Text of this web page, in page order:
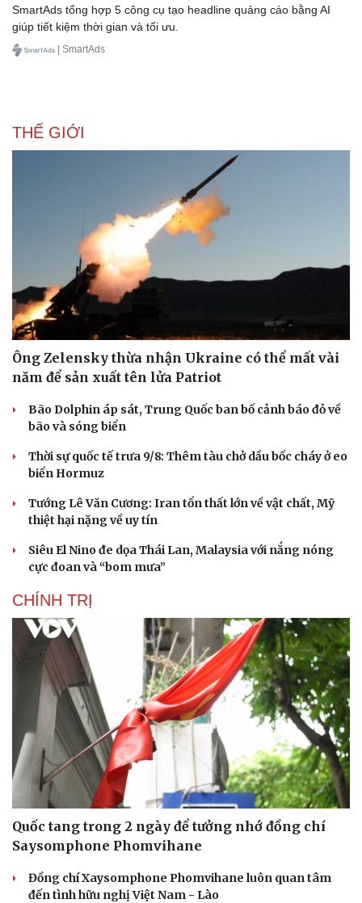
Doanh nhân
Vì cộng đồng
Chuyển đổi số
SmartAds tổng hợp 5 công cụ tạo headline quảng cáo bằng AI
giúp tiết kiệm thời gian và tối ưu.
| SmartAds
THẾ GIỚI
Ông Zelensky thừa nhận Ukraine có thể mất vài
năm để sản xuất tên lửa Patriot
Bão Dolphin áp sát, Trung Quốc ban bố cảnh báo đỏ về
bão và sóng biển
Thời sự quốc tế trưa 9/8: Thêm tàu chở dầu bốc cháy ở eo
biển Hormuz
Tướng Lê Văn Cương: Iran tổn thất lớn về vật chất, Mỹ
thiệt hại nặng về uy tín
Siêu El Nino đe dọa Thái Lan, Malaysia với nắng nóng
cực đoan và “bom mưa”
CHÍNH TRỊ
Quốc tang trong 2 ngày để tưởng nhớ đồng chí
Saysomphone Phomvihane
Đồng chí Xaysomphone Phomvihane luôn quan tâm
đến tình hữu nghị Việt Nam - Lào